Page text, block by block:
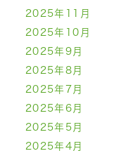
2025年11月
2025年10月
2025年9月
2025年8月
2025年7月
2025年6月
2025年5月
2025年4月